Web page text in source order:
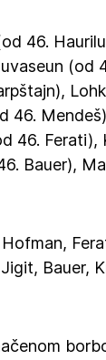
46.
(od
46.
46. Ferati),
Bauer),
Bauer,